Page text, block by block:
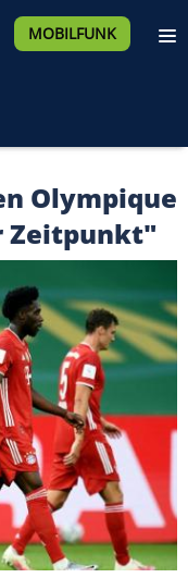
MOBILFUNK
Olympique
Zeitpunkt"